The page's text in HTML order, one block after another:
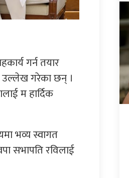
गर्न तयार
गरेका छन् ।
म हार्दिक
भव्य स्वागत
सभापति रविलाई